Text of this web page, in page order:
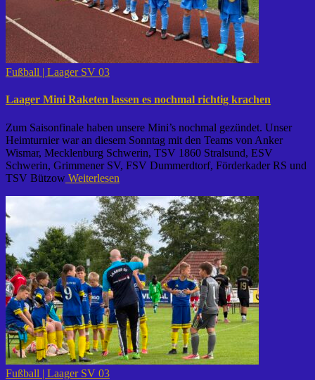
Fußball | Laager SV 03
Laager Mini Raketen lassen es nochmal richtig krachen
Zum Saisonfinale haben unsere Mini’s nochmal gezündet. Unser
Heimturnier war an diesem Sonntag mit den Teams von Anker
Wismar, Mecklenburg Schwerin, TSV 1860 Stralsund, ESV
Schwerin, Grimmener SV, FSV Dummerdtorf, Förderkader RS und
TSV Bützow Weiterlesen
Fußball | Laager SV 03